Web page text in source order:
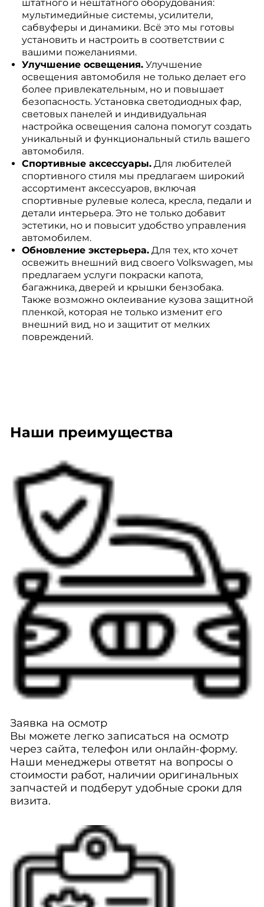
штатного и нештатного оборудования:
мультимедийные системы, усилители,
сабвуферы и динамики. Всё это мы готовы
установить и настроить в соответствии с
вашими пожеланиями.
Улучшение освещения.Улучшение
освещения автомобиля не только делает его
более привлекательным, но и повышает
безопасность. Установка светодиодных фар,
световых панелей и индивидуальная
настройка освещения салона помогут создать
уникальный и функциональный стиль вашего
автомобиля.
Спортивные аксессуары.Для любителей
спортивного стиля мы предлагаем широкий
ассортимент аксессуаров, включая
спортивные рулевые колеса, кресла, педали и
детали интерьера. Это не только добавит
эстетики, но и повысит удобство управления
автомобилем.
Обновление экстерьера.Для тех, кто хочет
освежить внешний вид своего Volkswagen, мы
предлагаем услуги покраски капота,
багажника, дверей и крышки бензобака.
Также возможно оклеивание кузова защитной
пленкой, которая не только изменит его
внешний вид, но и защитит от мелких
повреждений.
Наши преимущества
Заявка на осмотр
Вы можете легко записаться на осмотр
через сайта, телефон или онлайн-форму.
Наши менеджеры ответят на вопросы о
стоимости работ, наличии оригинальных
запчастей и подберут удобные сроки для
визита.